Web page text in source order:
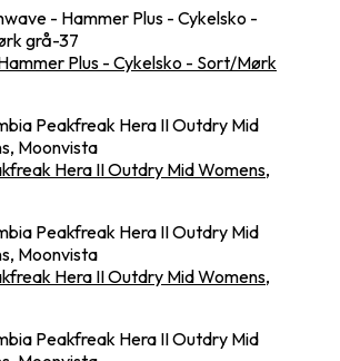
Plus - Cykelsko - Sort/Mørk
Hera II Outdry Mid Womens,
Hera II Outdry Mid Womens,